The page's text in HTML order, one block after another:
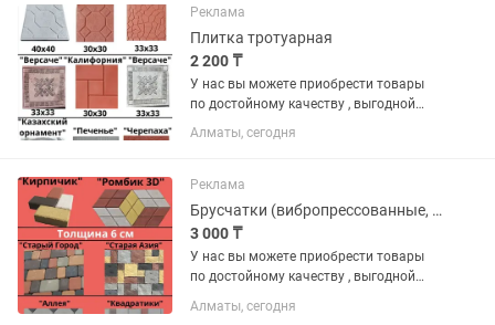
(мрамор)» , «ПЛИТКА» ,...
Реклама
Плитка тротуарная
2 200 ₸
У нас вы можете приобрести товары
по достойному качеству , выгодной
цене и по гарантии. В наличии имеются
различные виды на «БРУСЧАТКА» ,
(мрамор)» , «ПЛИТКА» ,...
Алматы, сегодня
Реклама
Брусчатки (вибропрессованные, вибролитые)
3 000 ₸
У нас вы можете приобрести товары
по достойному качеству , выгодной
различные виды на «БРУСЧАТКА» ,
Алматы, сегодня